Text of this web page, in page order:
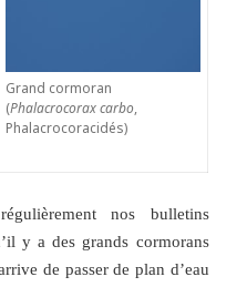
Grand cormoran
(Phalacrocorax carbo,
Phalacrocoracidés)
nos bulletins
y a des grands cormorans
de passer de plan d’eau